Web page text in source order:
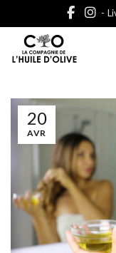
-
20
AVR